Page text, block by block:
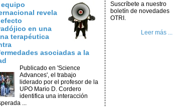
equipo
revela
en una
terapéutica
asociadas a la
Publicado en 'Science
Advances', el trabajo
liderado por el profesor de la
UPO Mario D. Cordero
identifica una interacción
...
Suscríbete a nuestro
boletín de novedades
OTRI.
Leer más ...